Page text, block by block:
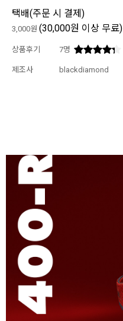
택배(주문 시 결제 )
3,000원 (30,000원 이상 무료)
상품후기 7명
제조사 blackdiamond